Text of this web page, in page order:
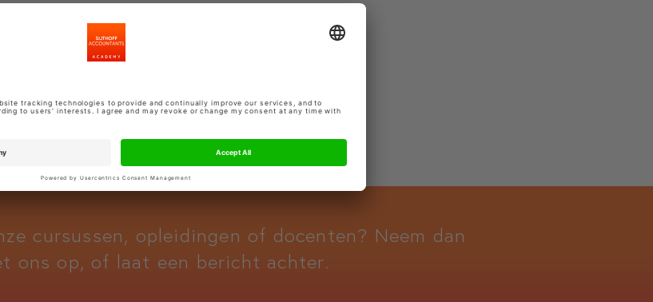
cursussen, opleidingen of docenten? Neem dan
ons op, of laat een bericht achter.